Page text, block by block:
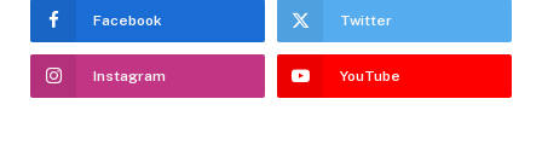
Facebook Twitter
Instagram YouTube